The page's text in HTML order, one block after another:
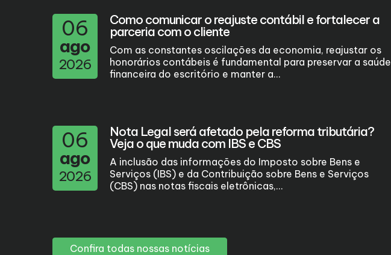
06
ago
2026
Como comunicar o reajuste contábil e fortalecer a
parceria com o cliente
Com as constantes oscilações da economia, reajustar os
honorários contábeis é fundamental para preservar a saúde
financeira do escritório e manter a...
06
ago
2026
Nota Legal será afetado pela reforma tributária?
Veja o que muda com IBS e CBS
A inclusão das informações do Imposto sobre Bens e
Serviços (IBS) e da Contribuição sobre Bens e Serviços
(CBS) nas notas fiscais eletrônicas,...
Confira todas nossas notícias